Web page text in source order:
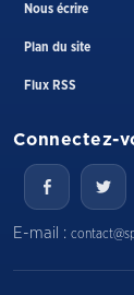
Nous écrire
Plan du site
Flux RSS
Connectez-
E-mail :